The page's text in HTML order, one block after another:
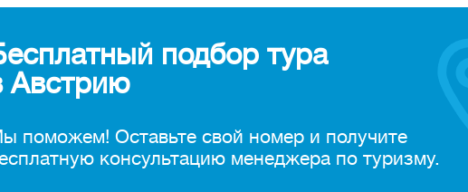
подбор тура
Австрию
поможем! Оставьте свой номер и получите
консультацию менеджера по туризму.